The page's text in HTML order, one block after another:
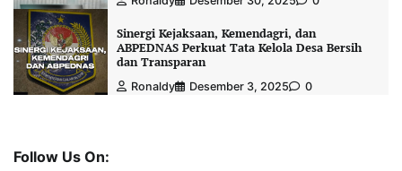
Sinergi Kejaksaan, Kemendagri, dan
ABPEDNAS Perkuat Tata Kelola Desa Bersih
dan Transparan
Ronaldy Desember 3, 2025 0
Follow Us On: